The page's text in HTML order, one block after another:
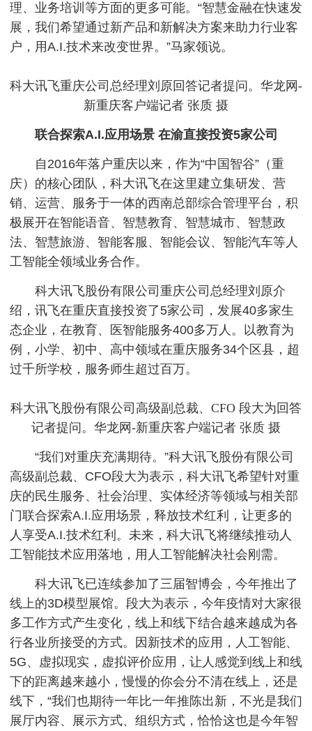
理、业务培训等方面的更多可能。“智慧金融在快速发
展，我们希望通过新产品和新解决方案来助力行业客
户，用A.I.技术来改变世界。”马家领说。
科大讯飞重庆公司总经理刘原回答记者提问。华龙网-
新重庆客户端记者 张质 摄
联合探索A.I.应用场景 在渝直接投资5家公司
自2016年落户重庆以来，作为“中国智谷”（重
庆）的核心团队，科大讯飞在这里建立集研发、营
销、运营、服务于一体的西南总部综合管理平台，积
极展开在智能语音、智慧教育、智慧城市、智慧政
法、智慧旅游、智能客服、智能会议、智能汽车等人
工智能全领域业务合作。
科大讯飞股份有限公司重庆公司总经理刘原介
绍，讯飞在重庆直接投资了5家公司，发展40多家生
态企业，在教育、医智能服务400多万人。以教育为
例，小学、初中、高中领域在重庆服务34个区县，超
过千所学校，服务师生超过百万。
科大讯飞股份有限公司高级副总裁、CFO 段大为回答
记者提问。华龙网-新重庆客户端记者 张质 摄
“我们对重庆充满期待。”科大讯飞股份有限公司
高级副总裁、CFO段大为表示，科大讯飞希望针对重
庆的民生服务、社会治理、实体经济等领域与相关部
门联合探索A.I.应用场景，释放技术红利，让更多的
人享受A.I.技术红利。未来，科大讯飞将继续推动人
工智能技术应用落地，用人工智能解决社会刚需。
科大讯飞已连续参加了三届智博会，今年推出了
线上的3D模型展馆。段大为表示，今年疫情对大家很
多工作方式产生变化，线上和线下结合越来越成为各
行各业所接受的方式。因新技术的应用，人工智能、
5G、虚拟现实，虚拟评价应用，让人感觉到线上和线
下的距离越来越小，慢慢的你会分不清在线上，还是
线下，“我们也期待一年比一年推陈出新，不光是我们
展厅内容、展示方式、组织方式，恰恰这也是今年智